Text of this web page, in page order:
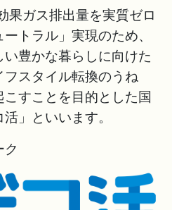
ガス排出量を実質ゼロ
トラル」実現のため、
豊かな暮らしに向けた
スタイル転換のうね
こすことを目的とした国
」といいます。